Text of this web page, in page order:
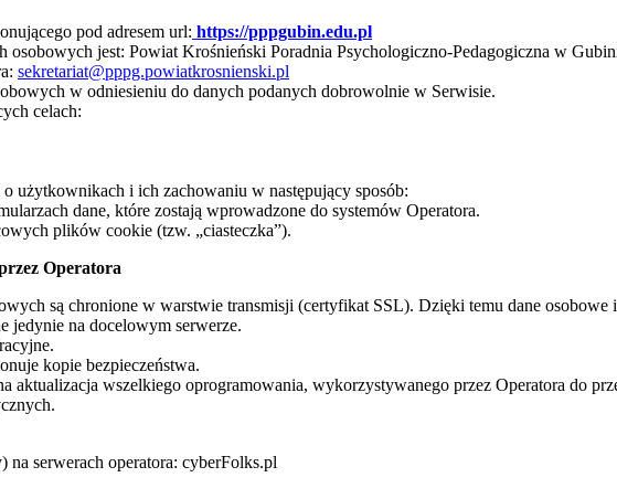
pod adresem url: https://pppgubin.edu.pl
osobowych jest: Powiat Krośnieński Poradnia Psychologiczno-Pedagogiczna w
sekretariat@pppg.powiatkrosnienski.pl
w odniesieniu do danych podanych dobrowolnie w Serwisie.
celach:
użytkownikach i ich zachowaniu w następujący sposób:
dane, które zostają wprowadzone do systemów Operatora.
plików cookie (tzw. „ciasteczka”).
Operatora
są chronione w warstwie transmisji (certyfikat SSL). Dzięki temu dane
jedynie na docelowym serwerze.
kopie bezpieczeństwa.
aktualizacja wszelkiego oprogramowania, wykorzystywanego przez Operatora do
serwerach operatora: cyberFolks.pl